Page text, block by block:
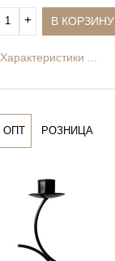
+ В КОРЗИНУ
Характеристики ...
ОПТ РОЗНИЦА